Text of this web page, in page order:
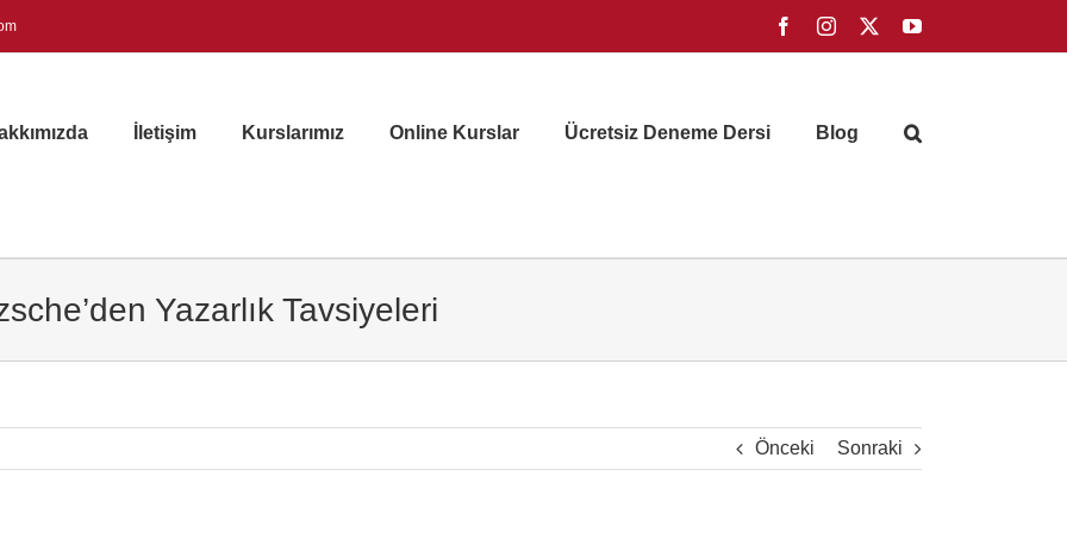
FacebookInstagram YouTube
İletişim Kurslarımız Online Kurslar Ücretsiz Deneme Dersi Blog
Yazarlık Tavsiyeleri
Önceki Sonraki